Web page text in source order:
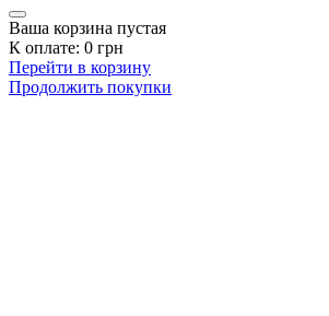
Ваша корзина пустая
К оплате: 0 грн
Перейти в корзину
Продолжить покупки